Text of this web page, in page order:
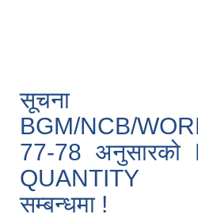
BGM/NCB/
77-78 अनुसारको
QUANTITY
सम्बन्धमा !